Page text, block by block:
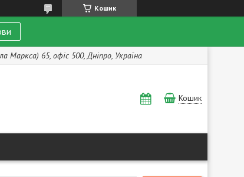
Кошик
Маркса) 65, офіс 500, Дніпро, Україна
Кошик